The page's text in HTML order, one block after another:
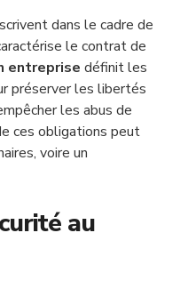
dans le cadre de
le contrat de
entreprise définit les
préserver les libertés
les abus de
ces obligations peut
voire un
au